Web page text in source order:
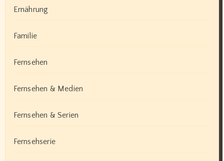
Ernährung
Familie
Fernsehen
Fernsehen & Medien
Fernsehen & Serien
Fernsehserie